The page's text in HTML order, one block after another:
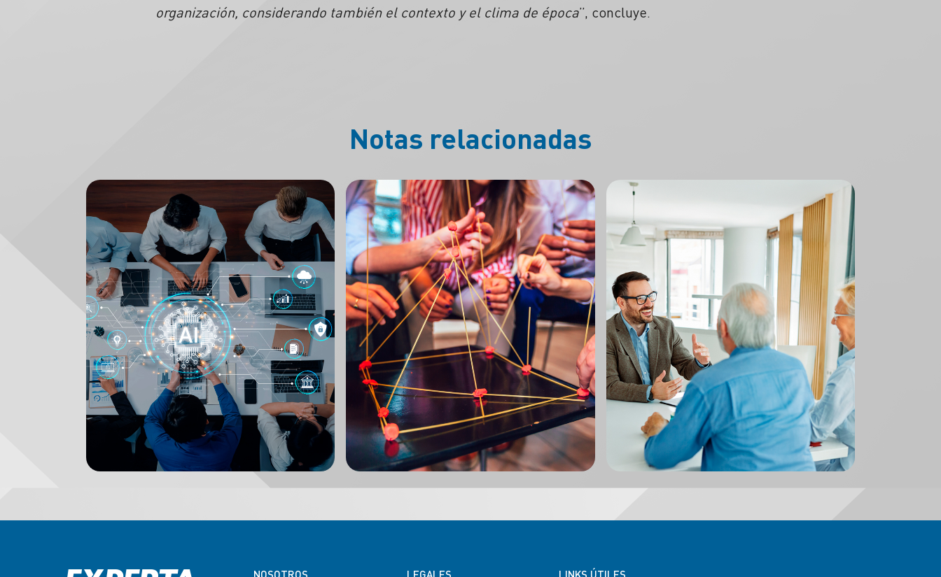
organización, considerando también el contexto y el clima de época”, concluye.
Notas relacionadas
NOSOTROS LEGALES LINKS ÚTILES